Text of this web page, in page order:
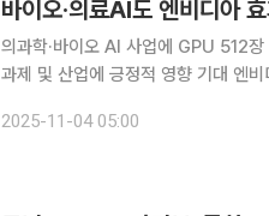
바이오·의료AI도 엔비디아
의과학·바이오 AI 사업에 GPU 512
과제 및 산업에 긍정적 영향 기대 엔비디아가 한국에 26만 장 규모의 그래픽처리장치(GPU)를 우
망이다. 정부의 국가 전략사업과 산업
2025-11-04 05:00